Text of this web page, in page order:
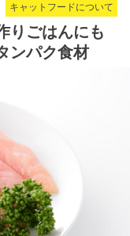
キャットフードについて
りごはんにも
ンパク食材